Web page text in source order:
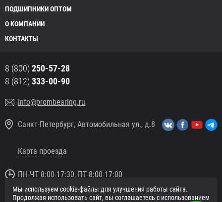
ПОДШИПНИКИ ОПТОМ
О КОМПАНИИ
КОНТАКТЫ
8 (800) 250-57-28
8 (812) 333-00-90
info@prombearing.ru
Санкт-Петербург, Автомобильная ул., д.8
Карта проезда
ПН-ЧТ 8:00-17:30, ПТ 8:00-17:00
© 2016 «PromBearing.ru»
Мы используем cookie-файлы для улучшения работы сайта.
Продолжая использовать сайт, вы соглашаетесь с использованием